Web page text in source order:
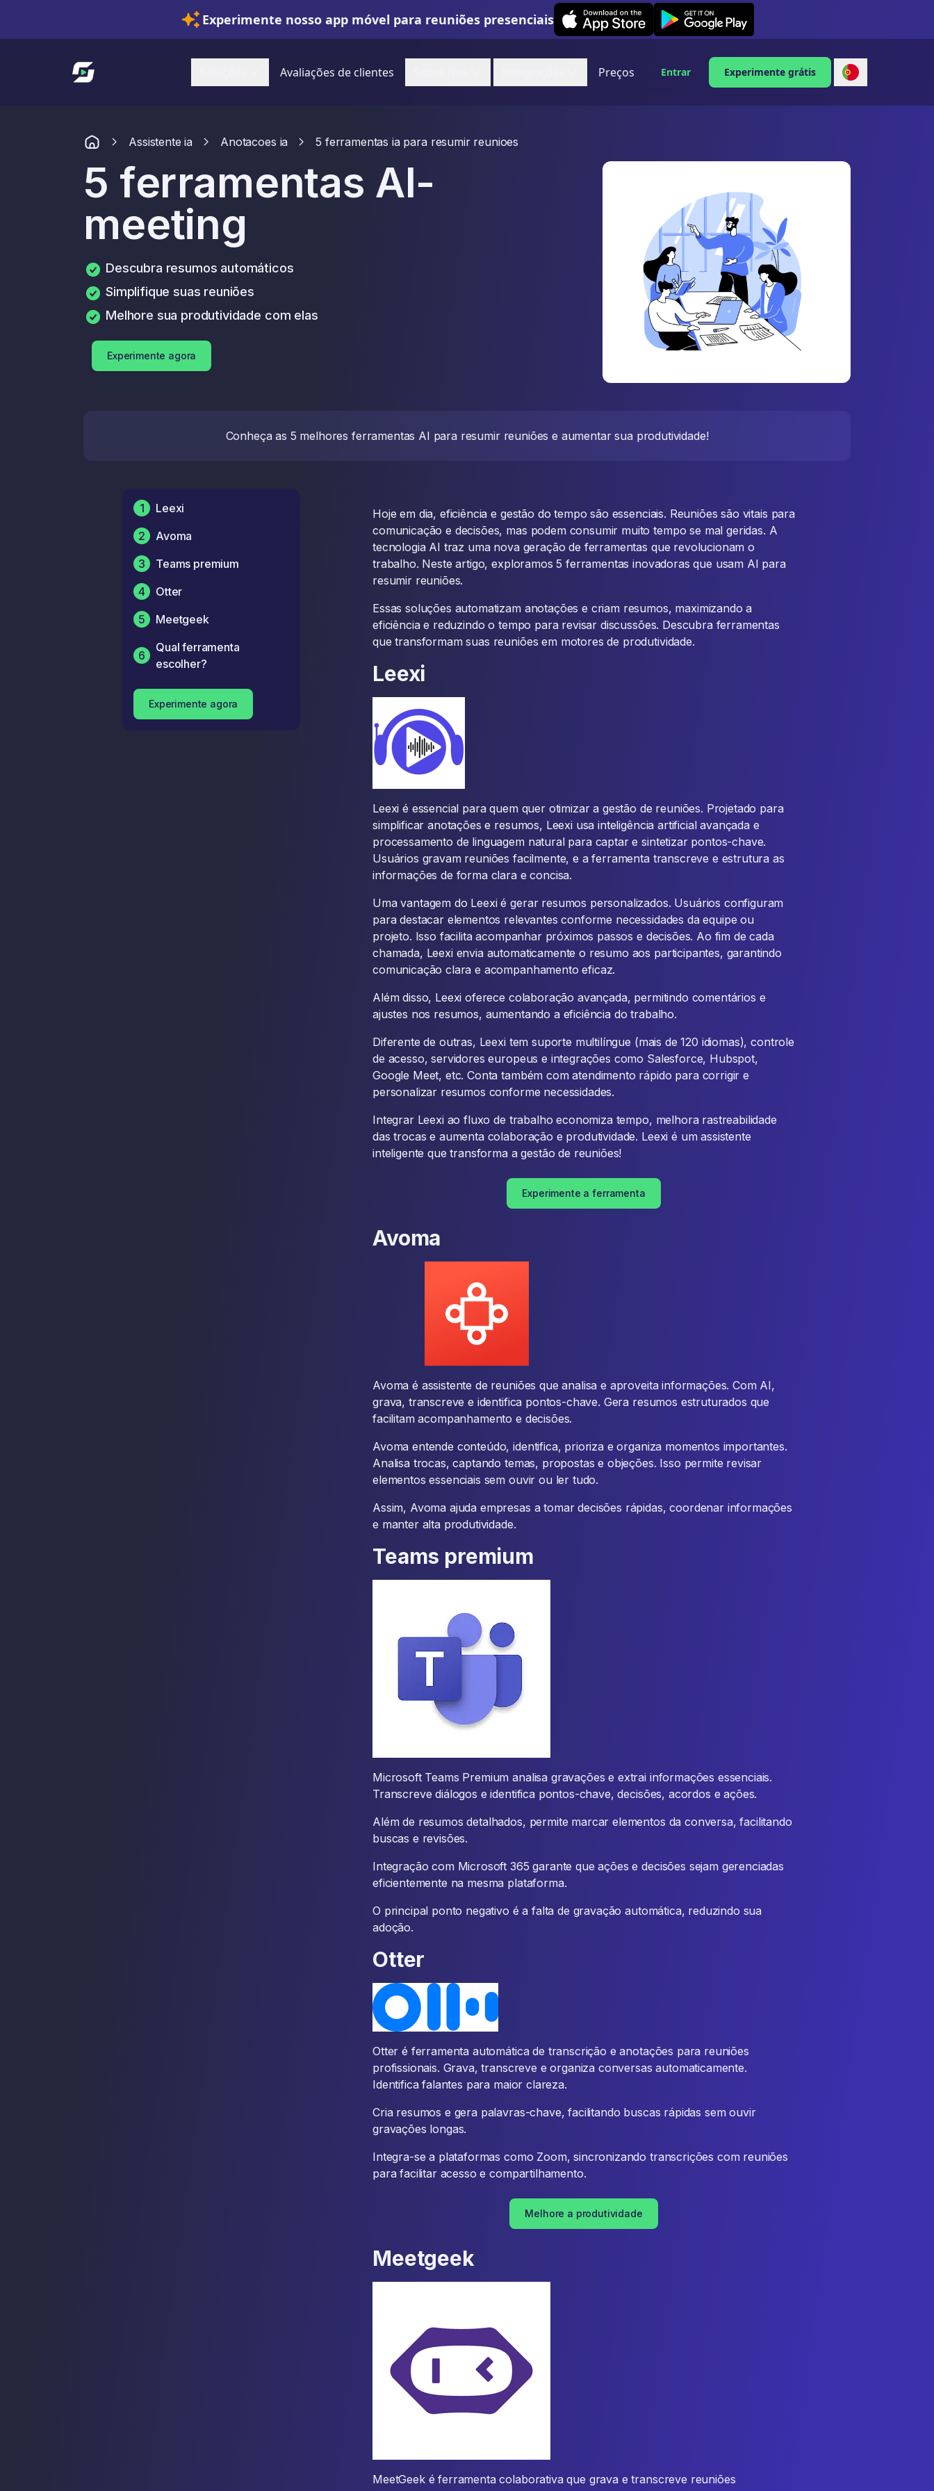
Experimente nosso app móvel para reuniões presenciais
Leexi on iOS Leexi on Android
Link para a página inicial
Avaliações de clientes Preços Entrar Experimente grátis
Assistente ia Anotacoes ia 5 ferramentas ia para resumir reunioes
5 ferramentas AI-
meeting
Descubra resumos automáticos
Simplifique suas reuniões
Melhore sua produtividade com elas
Experimente agora
Conheça as 5 melhores ferramentas AI para resumir reuniões e aumentar sua produtividade!
1
Leexi
2
Avoma
3
Teams premium
4
Otter
5
Meetgeek
6
Qual ferramenta
escolher?
Experimente agora
Hoje em dia, eficiência e gestão do tempo são essenciais. Reuniões são vitais para
comunicação e decisões, mas podem consumir muito tempo se mal geridas. A
tecnologia AI traz uma nova geração de ferramentas que revolucionam o
trabalho. Neste artigo, exploramos 5 ferramentas inovadoras que usam AI para
resumir reuniões.
Essas soluções automatizam anotações e criam resumos, maximizando a
eficiência e reduzindo o tempo para revisar discussões. Descubra ferramentas
que transformam suas reuniões em motores de produtividade.
Leexi
Leexi é essencial para quem quer otimizar a gestão de reuniões. Projetado para
simplificar anotações e resumos, Leexi usa inteligência artificial avançada e
processamento de linguagem natural para captar e sintetizar pontos-chave.
Usuários gravam reuniões facilmente, e a ferramenta transcreve e estrutura as
informações de forma clara e concisa.
Uma vantagem do Leexi é gerar resumos personalizados. Usuários configuram
para destacar elementos relevantes conforme necessidades da equipe ou
projeto. Isso facilita acompanhar próximos passos e decisões. Ao fim de cada
chamada, Leexi envia automaticamente o resumo aos participantes, garantindo
comunicação clara e acompanhamento eficaz.
Além disso, Leexi oferece colaboração avançada, permitindo comentários e
ajustes nos resumos, aumentando a eficiência do trabalho.
Diferente de outras, Leexi tem suporte multilíngue (mais de 120 idiomas), controle
de acesso, servidores europeus e integrações como Salesforce, Hubspot,
Google Meet, etc. Conta também com atendimento rápido para corrigir e
personalizar resumos conforme necessidades.
Integrar Leexi ao fluxo de trabalho economiza tempo, melhora rastreabilidade
das trocas e aumenta colaboração e produtividade. Leexi é um assistente
inteligente que transforma a gestão de reuniões!
Experimente a ferramenta
Avoma
Avoma é assistente de reuniões que analisa e aproveita informações. Com AI,
grava, transcreve e identifica pontos-chave. Gera resumos estruturados que
facilitam acompanhamento e decisões.
Avoma entende conteúdo, identifica, prioriza e organiza momentos importantes.
Analisa trocas, captando temas, propostas e objeções. Isso permite revisar
elementos essenciais sem ouvir ou ler tudo.
Assim, Avoma ajuda empresas a tomar decisões rápidas, coordenar informações
e manter alta produtividade.
Teams premium
Microsoft Teams Premium analisa gravações e extrai informações essenciais.
Transcreve diálogos e identifica pontos-chave, decisões, acordos e ações.
Além de resumos detalhados, permite marcar elementos da conversa, facilitando
buscas e revisões.
Integração com Microsoft 365 garante que ações e decisões sejam gerenciadas
eficientemente na mesma plataforma.
O principal ponto negativo é a falta de gravação automática, reduzindo sua
adoção.
Otter
Otter é ferramenta automática de transcrição e anotações para reuniões
profissionais. Grava, transcreve e organiza conversas automaticamente.
Identifica falantes para maior clareza.
Cria resumos e gera palavras-chave, facilitando buscas rápidas sem ouvir
gravações longas.
Integra-se a plataformas como Zoom, sincronizando transcrições com reuniões
para facilitar acesso e compartilhamento.
Melhore a produtividade
Meetgeek
MeetGeek é ferramenta colaborativa que grava e transcreve reuniões